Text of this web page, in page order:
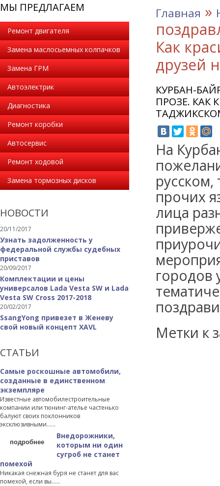
МЫ ПРЕДЛАГАЕМ
Ремонт двигателя
Замена маслосьемных колпачков
Замена ГРМ
Автоэлектрик
Диагностика
Ремонт коробки
Автосервис
Ремонт ходовой
Замена тормозных дисков
НОВОСТИ
20/11/2017
Узнать задолженность у
федеральной службы судебных
приставов
20/09/2017
Комплектации и цены
универсалов Lada Vesta SW и Lada
Vesta SW Cross 2017-2018
20/02/2017
SsangYong привезет в Женеву
свой новый концепт XAVL
СТАТЬИ
Самые роскошные автомобили,
созданные в единственном
экземпляре
Известные автомобилестроительные
компании или тюнинг-ателье частенько
балуют своих поклонников
эксклюзивными…...
подробнее
Внедорожники,
которым ни один
сугроб не станет
помехой
Никакая снежная буря не станет для вас
помехой, если вы…...
Главная »
Как
друзей
КУРБАН-
ПРОЗЕ. КАК
На
русском,
прочих
лица
городов
Метки к